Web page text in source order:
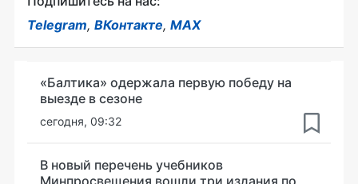
Telegram, ВКонтакте, MAX
«Балтика» одержала первую победу на
выезде в сезоне
сегодня, 09:32
В новый перечень учебников
Минпросвещения вошли три издания по